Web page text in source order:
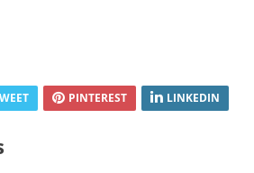
PINTEREST LINKEDIN